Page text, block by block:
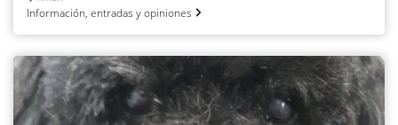
Información, entradas y opiniones